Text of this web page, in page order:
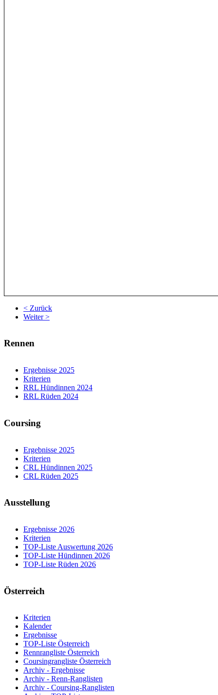
< Zurück
Weiter >
Rennen
Ergebnisse 2025
Kriterien
RRL Hündinnen 2024
RRL Rüden 2024
Coursing
Ergebnisse 2025
Kriterien
CRL Hündinnen 2025
CRL Rüden 2025
Ausstellung
Ergebnisse 2026
Kriterien
TOP-Liste Auswertung 2026
TOP-Liste Hündinnen 2026
TOP-Liste Rüden 2026
Österreich
Kriterien
Kalender
Ergebnisse
TOP-Liste Österreich
Rennrangliste Österreich
Coursingrangliste Österreich
Archiv - Ergebnisse
Archiv - Renn-Ranglisten
Archiv - Coursing-Ranglisten